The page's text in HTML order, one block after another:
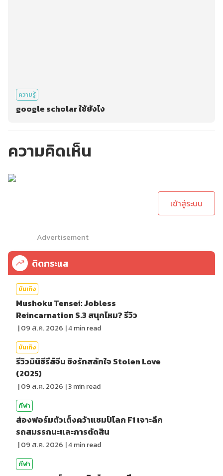
ความรู้
google scholar ใช้ยังไง
ความคิดเห็น
เข้าสู่ระบบ
Advertisement
ติดกระแส
บันเทิง
Mushoku Tensei: Jobless
Reincarnation S.3 สนุกไหม? รีวิว
|09 ส.ค. 2026 |4min read
บันเทิง
รีวิวมินิซีรีส์จีน ชิงรักสลักใจ Stolen Love
(2025)
|09 ส.ค. 2026 |3min read
กีฬา
ส่องฟอร์มตัวเต็งคว้าแชมป์โลก F1 เจาะลึก
รถสมรรถนะและการตัดสิน
|09 ส.ค. 2026 |4min read
กีฬา